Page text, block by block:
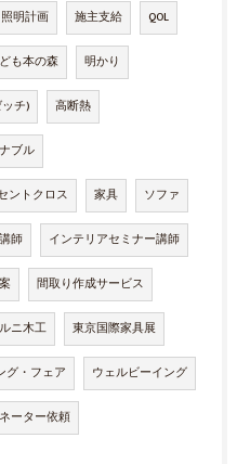
照明計画 施主支給 QOL
も本の森 明かり
チ) 高断熱
ブル
ントクロス 家具 ソファ
師 インテリアセミナー講師
間取り作成サービス
ニ木工 東京国際家具展
グ・フェア ウェルビーイング
ーター依頼